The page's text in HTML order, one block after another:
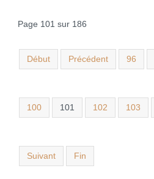
Page 101 sur 186
Début Précédent 96
100 101 102 103
Suivant Fin